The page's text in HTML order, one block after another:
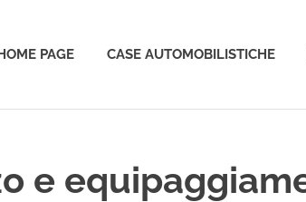
PAGE CASE AUTOMOBILISTICHE
e